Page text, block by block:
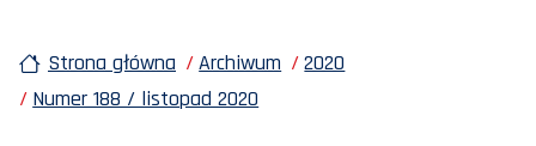
Strona główna Archiwum
2020
Numer 188 / listopad 2020